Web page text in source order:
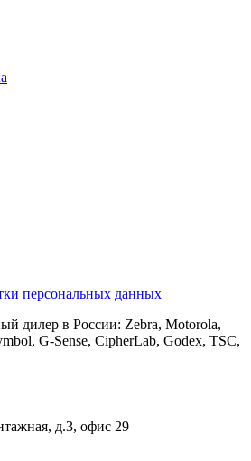
персональных данных
дилер в России: Zebra, Motorola,
G-Sense, CipherLab, Godex, TSC,
д.3, офис 29